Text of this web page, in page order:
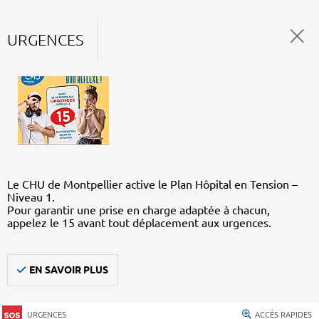
URGENCES
Le CHU de Montpellier active le Plan Hôpital en Tension –
Niveau 1.
Pour garantir une prise en charge adaptée à chacun,
appelez le 15 avant tout déplacement aux urgences.
EN SAVOIR PLUS
URGENCES ACCÈS RAPIDES